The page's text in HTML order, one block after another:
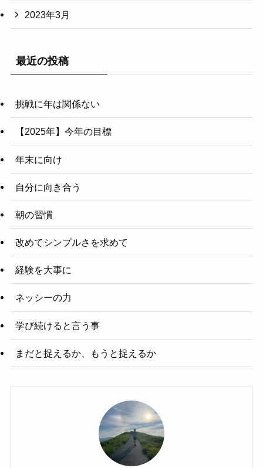
2023年3月
最近の投稿
挑戦に年は関係ない
【2025年】今年の目標
年末に向け
自分に向き合う
朝の習慣
改めてシンプルさを求めて
経験を大事に
ネッシーの力
学び続けると言う事
まだと捉えるか、もうと捉えるか